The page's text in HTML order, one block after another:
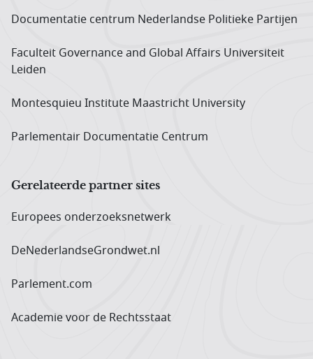
Documentatie centrum Neder­landse Politieke Partijen
Faculteit Governance and Global Affairs Universiteit
Leiden
Montesquieu Institute Maastricht University
Parlementair Documentatie Centrum
Gerelateerde partner sites
Europees onderzoeks­netwerk
DeNederlandseGrondwet.nl
Parlement.com
Academie voor de Rechtsstaat